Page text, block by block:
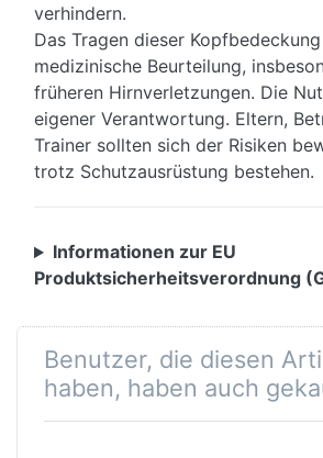
verhindern.
Das Tragen dieser
medizinische Beurteilung,
früheren Hirnverletzungen. Die
eigener Verantwortung. Eltern,
Trainer sollten sich der Risiken
trotz Schutzausrüstung bestehen.
Informationen zur EU
Produktsicherheitsverordnung
Benutzer, die diesen
haben, haben auch